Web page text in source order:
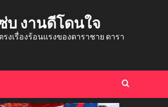
บ งานดีโดนใจ
เรื่องร้อนแรงของดาราชาย ดารา